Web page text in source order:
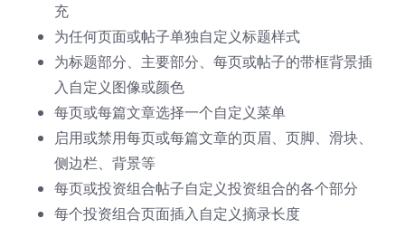
充
为任何页面或帖子单独自定义标题样式
为标题部分、主要部分、每页或帖子的带框背景插
入自定义图像或颜色
每页或每篇文章选择一个自定义菜单
启用或禁用每页或每篇文章的页眉、页脚、滑块、
侧边栏、背景等
每页或投资组合帖子自定义投资组合的各个部分
每个投资组合页面插入自定义摘录长度